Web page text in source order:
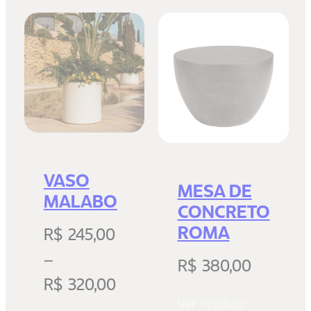
VASO
MALABO
R$245,00
–
R$320,00
MESA DE
CONCRETO
ROMA
R$380,00